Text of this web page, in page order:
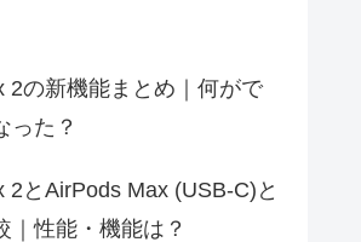
2の新機能まとめ｜何がで
った？
2とAirPods Max (USB-C)と
｜性能・機能は？